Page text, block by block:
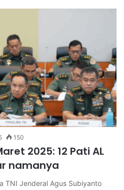
150
2025: 12 Pati AL
namanya
TNI Jenderal Agus Subiyanto